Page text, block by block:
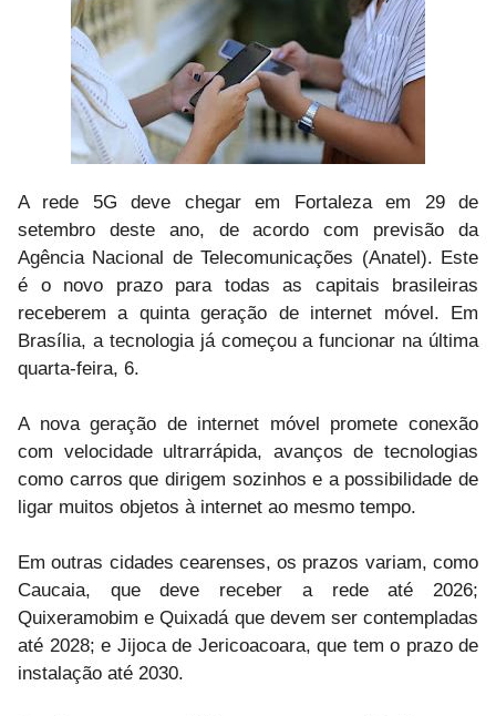
A rede 5G deve chegar em Fortaleza em 29 de
setembro deste ano, de acordo com previsão da
Agência Nacional de Telecomunicações (Anatel). Este
é o novo prazo para todas as capitais brasileiras
receberem a quinta geração de internet móvel. Em
Brasília, a tecnologia já começou a funcionar na última
quarta-feira, 6.
A nova geração de internet móvel promete conexão
com velocidade ultrarrápida, avanços de tecnologias
como carros que dirigem sozinhos e a possibilidade de
ligar muitos objetos à internet ao mesmo tempo.
Em outras cidades cearenses, os prazos variam, como
Caucaia, que deve receber a rede até 2026;
Quixeramobim e Quixadá que devem ser contempladas
até 2028; e Jijoca de Jericoacoara, que tem o prazo de
instalação até 2030.